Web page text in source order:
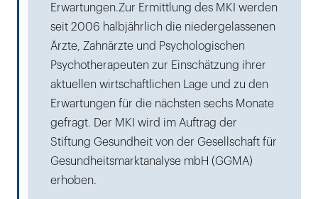
Erwartungen.Zur Ermittlung des MKI werden
seit 2006 halbjährlich die niedergelassenen
Ärzte, Zahnärzte und Psychologischen
Psychotherapeuten zur Einschätzung ihrer
aktuellen wirtschaftlichen Lage und zu den
Erwartungen für die nächsten sechs Monate
gefragt. Der MKI wird im Auftrag der
Stiftung Gesundheit von der Gesellschaft für
Gesundheitsmarktanalyse mbH (GGMA)
erhoben.